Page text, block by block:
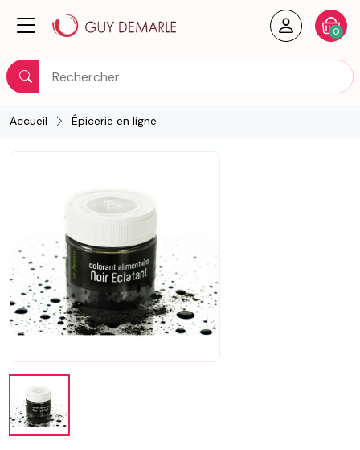
Rechercher
Créer
0
Accueil Épicerie en ligne